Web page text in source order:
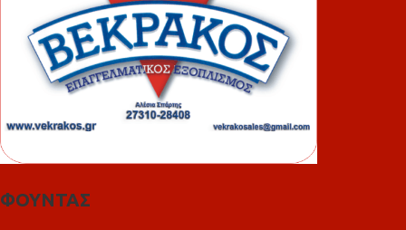
ΦΟΥΝΤΑΣ